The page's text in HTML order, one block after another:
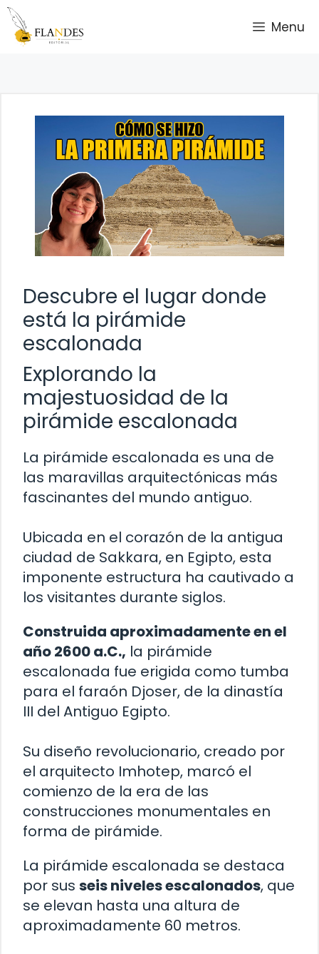
Saltar
contenido
Menu
Descubre el lugar donde
está la pirámide
escalonada
Explorando la
majestuosidad de la
pirámide escalonada
La pirámide escalonada es una de
las maravillas arquitectónicas más
fascinantes del mundo antiguo.
Ubicada en el corazón de la antigua
ciudad de Sakkara, en Egipto, esta
imponente estructura ha cautivado a
los visitantes durante siglos.
Construida aproximadamente en el
año 2600 a.C., la pirámide
escalonada fue erigida como tumba
para el faraón Djoser, de la dinastía
III del Antiguo Egipto.
Su diseño revolucionario, creado por
el arquitecto Imhotep, marcó el
comienzo de la era de las
construcciones monumentales en
forma de pirámide.
La pirámide escalonada se destaca
por sus seis niveles escalonados, que
se elevan hasta una altura de
aproximadamente 60 metros.